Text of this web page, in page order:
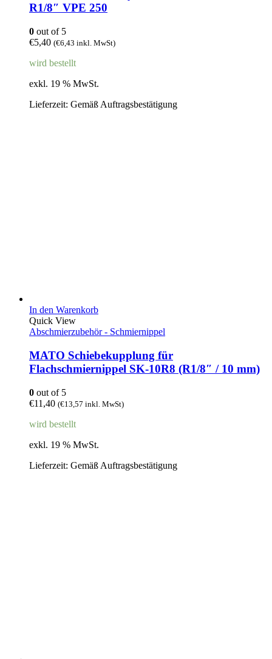
R1/8″ VPE 250
0 out of 5
€5,40 (€6,43 inkl. MwSt)
wird bestellt
exkl. 19 % MwSt.
Lieferzeit: Gemäß Auftragsbestätigung
In den Warenkorb
Quick View
Abschmierzubehör - Schmiernippel
MATO Schiebekupplung für
Flachschmiernippel SK-10R8 (R1/8″ / 10 mm)
0 out of 5
€11,40 (€13,57 inkl. MwSt)
wird bestellt
exkl. 19 % MwSt.
Lieferzeit: Gemäß Auftragsbestätigung